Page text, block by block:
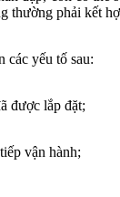
thường phải kết
các yếu tố sau:
được lắp đặt;
vận hành;